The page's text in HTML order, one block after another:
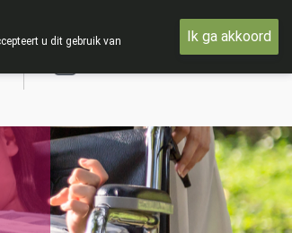
u dit gebruik van
Ik ga akkoord